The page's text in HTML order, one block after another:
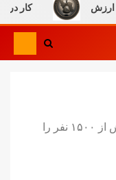
کار در میان
طوفان گرد و خاک در سیستان بیش از ۱۵۰۰ نفر را